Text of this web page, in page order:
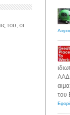
του, οι
του